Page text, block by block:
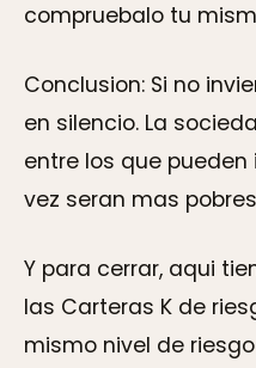
compruebalo tu
Conclusion: Si no
en silencio. La
entre los que
vez seran mas
Y para cerrar, aqui
las Carteras K de
mismo nivel de